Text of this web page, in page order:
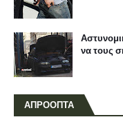
να τους
ΑΠΡΟΟΠΤΑ